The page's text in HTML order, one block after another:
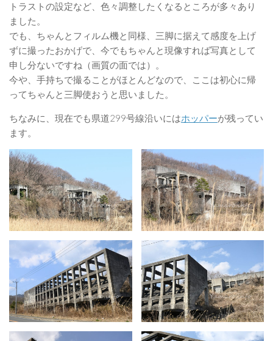
トラストの設定など、色々調整したくなるところが多々あり
ました。
でも、ちゃんとフィルム機と同様、三脚に据えて感度を上げ
ずに撮ったおかげで、今でもちゃんと現像すれば写真として
申し分ないですね（画質の面では）。
今や、手持ちで撮ることがほとんどなので、ここは初心に帰
ってちゃんと三脚使おうと思いました。
ちなみに、現在でも県道299号線沿いにはホッパーが残ってい
ます。